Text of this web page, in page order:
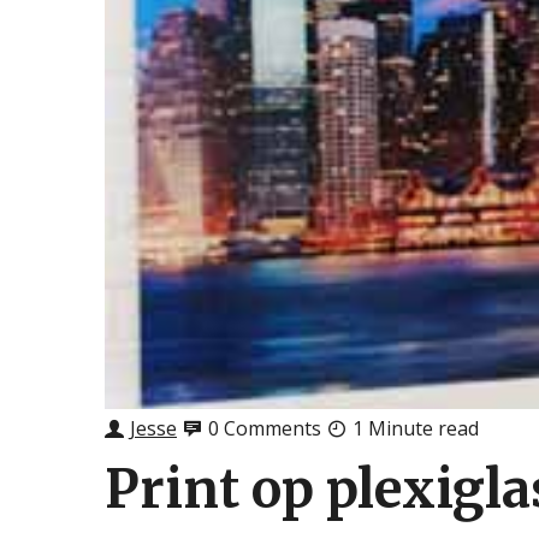
Jesse 0 Comments 1 Minute read
Print op